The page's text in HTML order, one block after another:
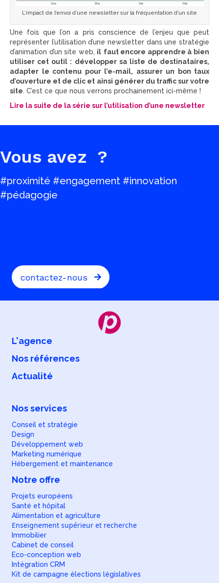
L’impact de l’envoi d’une newsletter sur la fréquentation d’un site
Une fois que l’on a pris conscience de l’enjeu que peut
représenter l’utilisation d’une newsletter dans une stratégie
d’animation d’un site web, il faut encore apprendre à bien
utiliser cet outil : développer sa liste de destinataires,
adapter le contenu pour l’e-mail, assurer un bon taux
d’ouverture et de clic et ainsi générer du traffic sur votre
site. C’est ce que nous verrons prochainement ici-même !
Lire la suite de la série sur l’utilisation d’une newsletter
Vous avez ?
#proximité #engagement #innovation
#pédagogie
contactez-nous
L'agence
Nos références
Actualité
Nos services
Conseil et stratégie
Design
Développement web
Marketing numérique
Hébergement et maintenance
Notre offre
Projets européens
Santé et hôpital
Alimentation et agriculture
Enseignement supérieur et recherche
Immobilier
Cabinet de conseil
Eco-conception web
Intégration CRM
Kit de campagne élections législatives